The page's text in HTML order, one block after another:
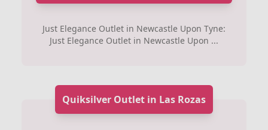
Just Elegance Outlet in Newcastle Upon Tyne:
Just Elegance Outlet in Newcastle Upon ...
Quiksilver Outlet in Las Rozas